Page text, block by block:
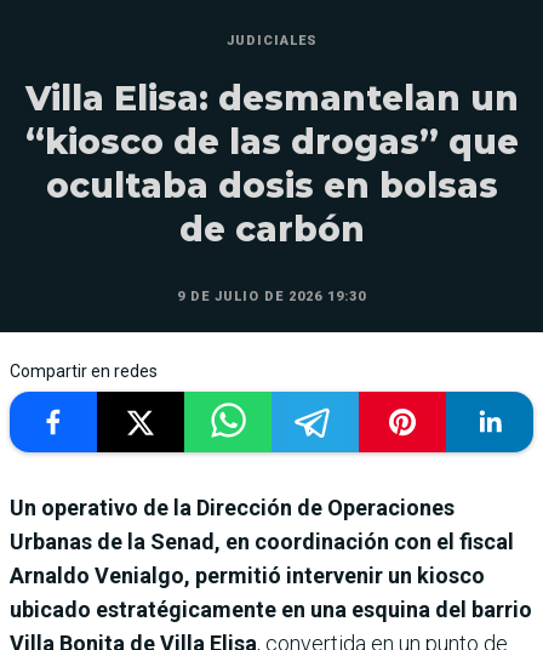
JUDICIALES
Villa Elisa: desmantelan un
“kiosco de las drogas” que
ocultaba dosis en bolsas
de carbón
9 DE JULIO DE 2026 19:30
Compartir en redes
Un operativo de la Dirección de Operaciones
Urbanas de la Senad, en coordinación con el fiscal
Arnaldo Venialgo, permitió intervenir un kiosco
ubicado estratégicamente en una esquina del barrio
Villa Bonita de Villa Elisa, convertida en un punto de